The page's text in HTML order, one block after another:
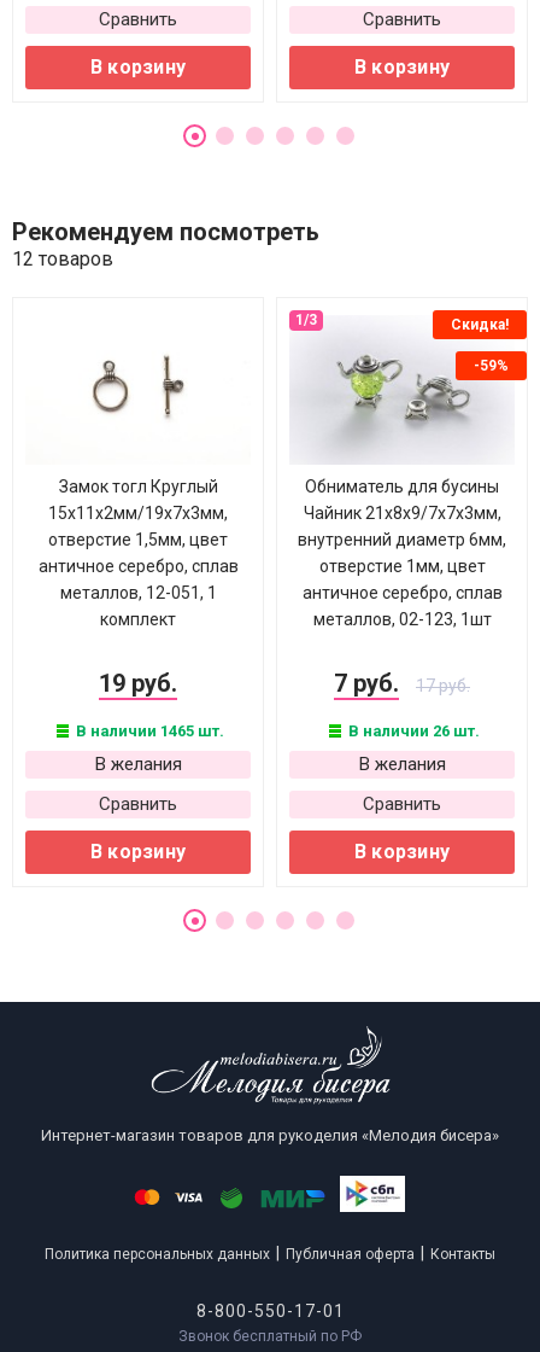
Сравнить
В корзину
Сравнить
В корзину
Рекомендуем посмотреть
12 товаров
Замок тогл Круглый
15х11х2мм/19х7х3мм,
отверстие 1,5мм, цвет
античное серебро, сплав
металлов, 12-051, 1
комплект
19 руб.
В наличии 1465 шт.
В желания
Сравнить
В корзину
Скидка!
-59%
Обниматель для бусины
Чайник 21х8х9/7х7х3мм,
внутренний диаметр 6мм,
отверстие 1мм, цвет
античное серебро, сплав
металлов, 02-123, 1шт
7 руб. 17 руб.
В наличии 26 шт.
В желания
Сравнить
В корзину
Интернет-магазин товаров для рукоделия «Мелодия бисера»
Политика персональных данных Публичная оферта Контакты
8-800-550-17-01
Звонок бесплатный по РФ